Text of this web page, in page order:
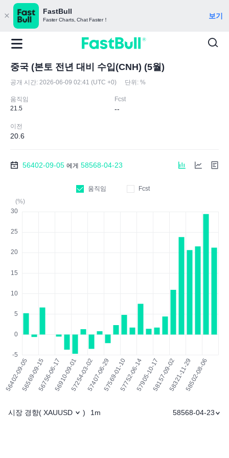
FastBull
Faster Charts, Chat Faster！ 보기
중국 (본토 전년 대비 수입(CNH) (5월)
공개 시간: 2026-06-09 02:41 (UTC +0) 단위: %
움직임
21.5
Fcst
--
이전
20.6
56402-09-05 에게 58568-04-23
움직임
Fcst
(%)
시장 경향( XAUUSD ) 1m 58568-04-23